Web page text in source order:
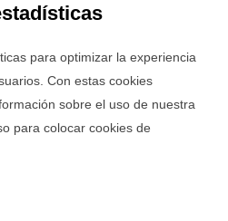
para optimizar la experiencia
Con estas cookies
sobre el uso de nuestra
para colocar cookies de